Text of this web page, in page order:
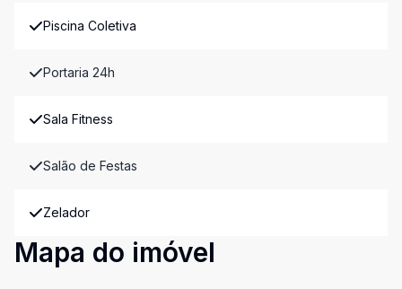
Piscina Coletiva
Portaria 24h
Sala Fitness
Salão de Festas
Zelador
Mapa do imóvel